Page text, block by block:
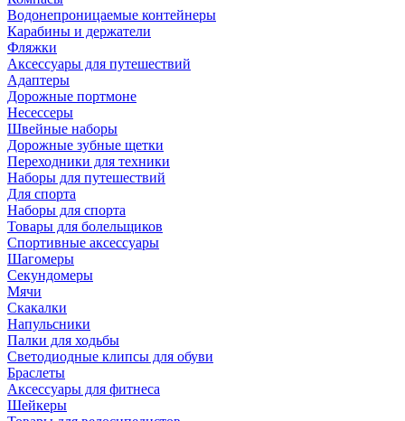
Водонепроницаемые контейнеры
Карабины и держатели
Фляжки
Аксессуары для путешествий
Адаптеры
Дорожные портмоне
Несессеры
Швейные наборы
Дорожные зубные щетки
Переходники для техники
Наборы для путешествий
Для спорта
Наборы для спорта
Товары для болельщиков
Спортивные аксессуары
Шагомеры
Секундомеры
Мячи
Скакалки
Напульсники
Палки для ходьбы
Светодиодные клипсы для обуви
Браслеты
Аксессуары для фитнеса
Шейкеры